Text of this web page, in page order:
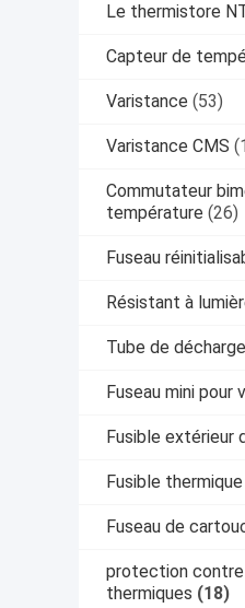
Le thermistore
Capteur de
Varistance (53)
Varistance CMS
Commutateur
température (26)
Fuseau
Résistant à
Tube de
Fuseau mini pour
Fusible extérieur
Fusible
Fuseau de
protection contre
thermiques (18)